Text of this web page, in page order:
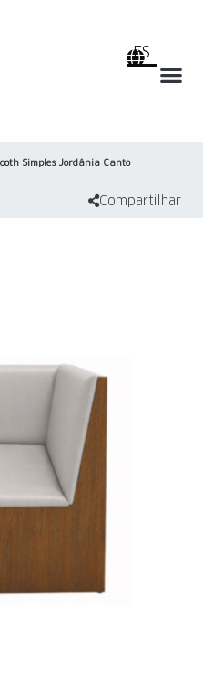
ES
Simples Jordânia Canto
Compartilhar